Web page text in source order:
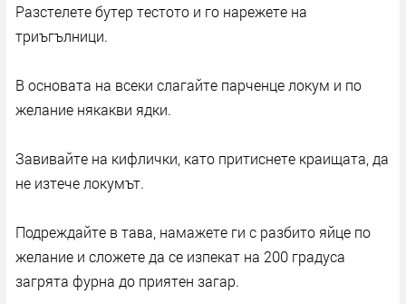
Разстелете бутер тестото и го нарежете на
триъгълници.
В основата на всеки слагайте парченце локум и по
желание някакви ядки.
Завивайте на кифлички, като притиснете краищата, да
не изтече локумът.
Подреждайте в тава, намажете ги с разбито яйце по
желание и сложете да се изпекат на 200 градуса
загрята фурна до приятен загар.